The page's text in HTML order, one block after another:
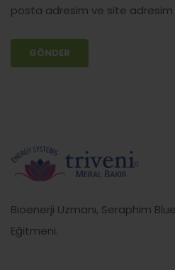
posta adresim ve site adresim
Bioenerji Uzmanı, Seraphim
Eğitmeni.